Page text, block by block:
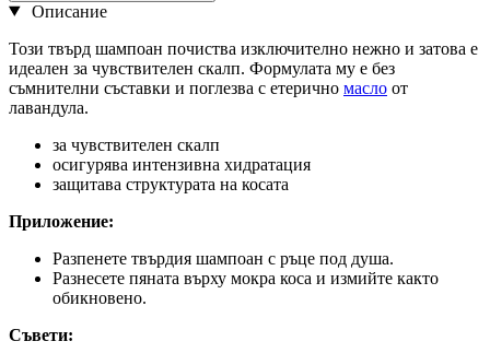
Описание
Този твърд шампоан почиства изключително нежно и затова е
идеален за чувствителен скалп. Формулата му е без
съмнителни съставки и поглезва с етерично масло от
лавандула.
за чувствителен скалп
осигурява интензивна хидратация
защитава структурата на косата
Приложение:
Разпенете твърдия шампоан с ръце под душа.
Разнесете пяната върху мокра коса и измийте както
обикновено.
Съвети: